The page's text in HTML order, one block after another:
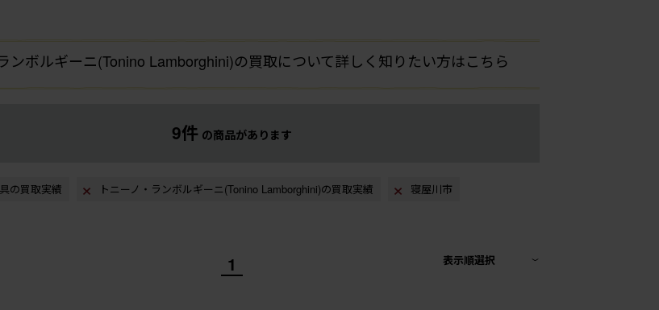
ンボルギーニ(Tonino Lamborghini)の買取について詳しく知りたい方はこちら
9件 の商品があります
の買取実績 トニーノ・ランボルギーニ(Tonino Lamborghini)の買取実績 寝屋川市
表示順選択
1